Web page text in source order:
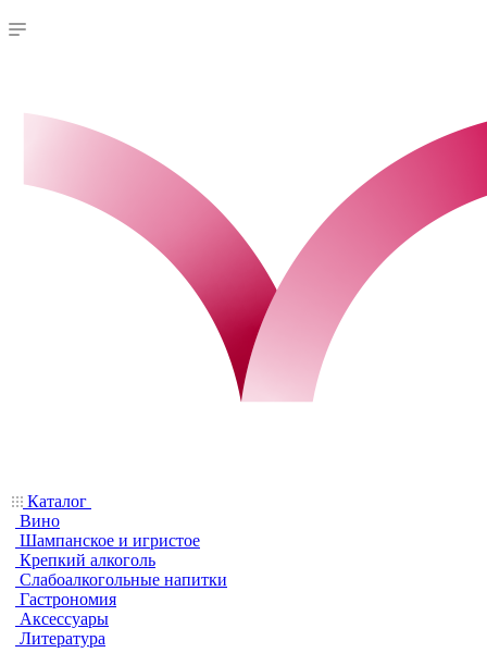
Каталог
Вино
Шампанское и игристое
Крепкий алкоголь
Слабоалкогольные напитки
Гастрономия
Аксессуары
Литература